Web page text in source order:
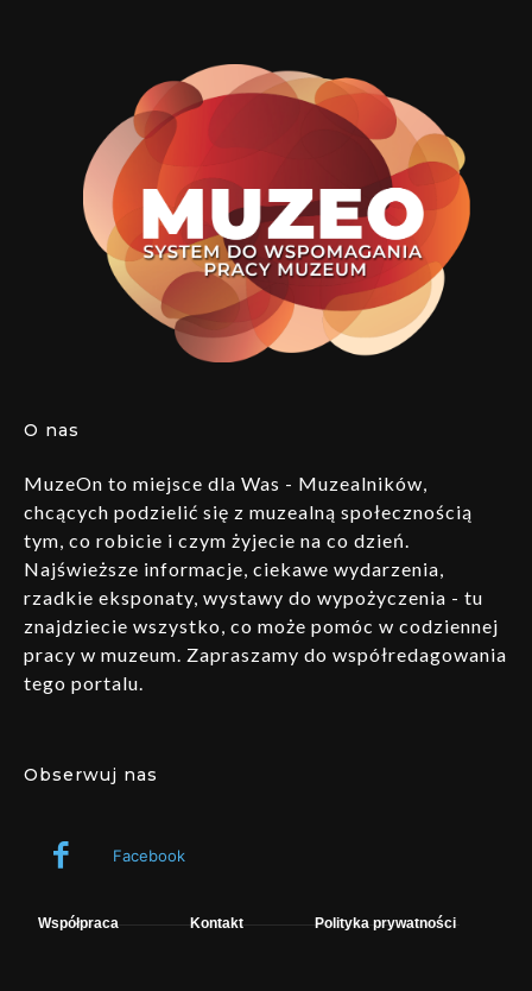
O nas
MuzeOn to miejsce dla Was - Muzealników,
chcących podzielić się z muzealną społecznością
tym, co robicie i czym żyjecie na co dzień.
Najświeższe informacje, ciekawe wydarzenia,
rzadkie eksponaty, wystawy do wypożyczenia - tu
znajdziecie wszystko, co może pomóc w codziennej
pracy w muzeum. Zapraszamy do współredagowania
tego portalu.
Obserwuj nas
Facebook
Współpraca Kontakt Polityka prywatności